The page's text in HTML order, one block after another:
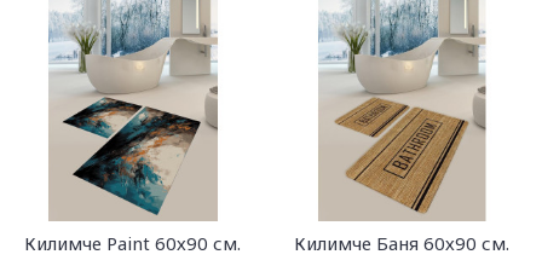
Килимче Paint 60х90 см.
Килимче Баня 60х90 см.